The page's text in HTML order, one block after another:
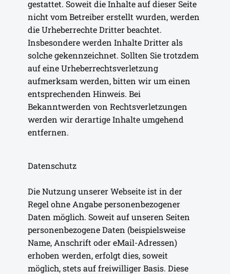
gestattet. Soweit die Inhalte auf dieser Seite
nicht vom Betreiber erstellt wurden, werden
die Urheberrechte Dritter beachtet.
Insbesondere werden Inhalte Dritter als
solche gekennzeichnet. Sollten Sie trotzdem
auf eine Urheberrechtsverletzung
aufmerksam werden, bitten wir um einen
entsprechenden Hinweis. Bei
Bekanntwerden von Rechtsverletzungen
werden wir derartige Inhalte umgehend
entfernen.
Datenschutz
Die Nutzung unserer Webseite ist in der
Regel ohne Angabe personenbezogener
Daten möglich. Soweit auf unseren Seiten
personenbezogene Daten (beispielsweise
Name, Anschrift oder eMail-Adressen)
erhoben werden, erfolgt dies, soweit
möglich, stets auf freiwilliger Basis. Diese